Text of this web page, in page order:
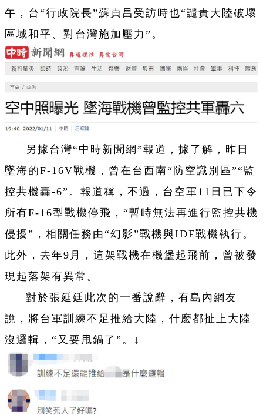
午，台“行政院長”蘇貞昌受訪時也“譴責大陸破壞
區域和平、對台灣施加壓力”。
另據台灣“中時新聞網”報道，據了解，昨日
墜海的F-16V戰機，曾在台西南“防空識別區”“監
控共機轟-6”。報道稱，不過，台空軍11日已下令
所有F-16型戰機停飛，“暫時無法再進行監控共機
侵擾”，相關任務由“幻影”戰機與IDF戰機執行。
此外，去年9月，這架戰機在機堡起飛前，曾被發
現起落架有異常。
對於張延廷此次的一番說辭，有島內網友
說，將台軍訓練不足推給大陸，什麽都扯上大陸
沒邏輯，“又要甩鍋了”。↓